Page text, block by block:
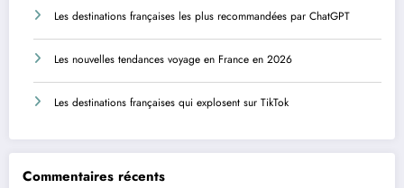
Les destinations françaises les plus recommandées par ChatGPT
Les nouvelles tendances voyage en France en 2026
Les destinations françaises qui explosent sur TikTok
Commentaires récents